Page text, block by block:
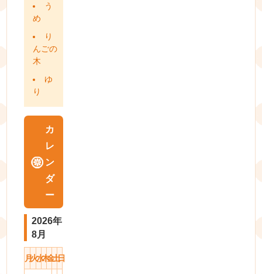
う
め
り
んごの
木
ゆ
り
カ
レ
ン
ダ
ー
2026年
8月
月火水木金土日